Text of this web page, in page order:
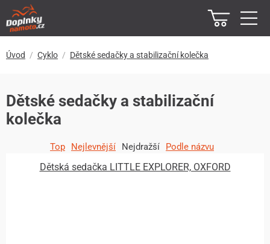
Úvod Cyklo Dětské sedačky a stabilizační kolečka
Dětské sedačky a stabilizační
kolečka
Top Nejlevnější Nejdražší Podle názvu
Dětská sedačka LITTLE EXPLORER, OXFORD